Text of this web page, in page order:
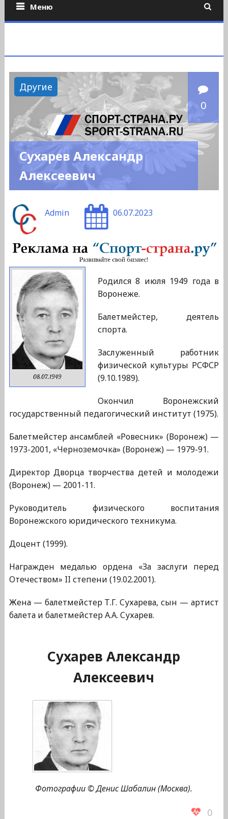
Меню
Другие
0
Сухарев Александр
Алексеевич
Admin 06.07.2023
08.07.1949
Родился 8 июля 1949 года в
Воронеже.
Балетмейстер, деятель
спорта.
Заслуженный работник
физической культуры РСФСР
(9.10.1989).
Окончил Воронежский
государственный педагогический институт (1975).
Балетмейстер ансамблей «Ровесник» (Воронеж) —
1973-2001, «Черноземочка» (Воронеж) — 1979-91.
Директор Дворца творчества детей и молодежи
(Воронеж) — 2001-11.
Руководитель физического воспитания
Воронежского юридического техникума.
Доцент (1999).
Награжден медалью ордена «За заслуги перед
Отечеством» II степени (19.02.2001).
Жена — балетмейстер Т.Г. Сухарева, сын — артист
балета и балетмейстер А.А. Сухарев.
Сухарев Александр
Алексеевич
Фотографии © Денис Шабалин (Москва).
0